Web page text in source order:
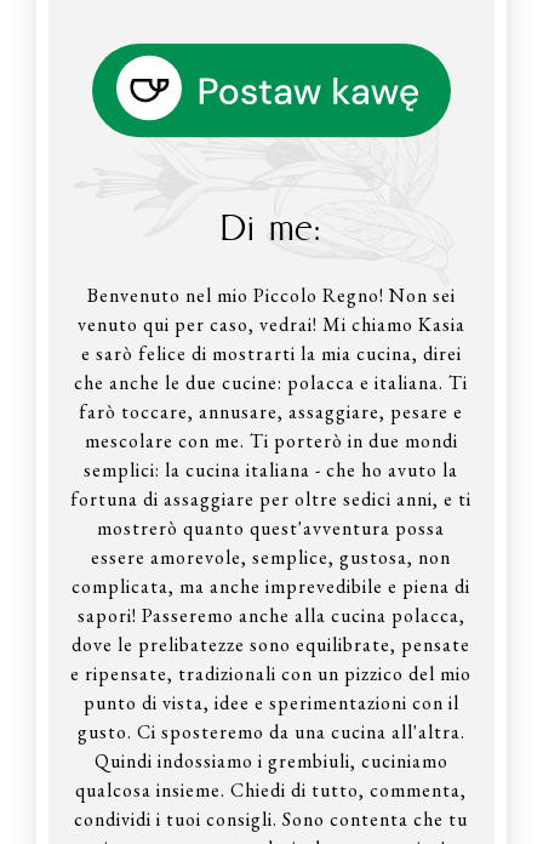
Di me:
Benvenuto nel mio Piccolo Regno! Non sei
venuto qui per caso, vedrai! Mi chiamo Kasia
e sarò felice di mostrarti la mia cucina, direi
che anche le due cucine: polacca e italiana. Ti
farò toccare, annusare, assaggiare, pesare e
mescolare con me. Ti porterò in due mondi
semplici: la cucina italiana - che ho avuto la
fortuna di assaggiare per oltre sedici anni, e ti
mostrerò quanto quest'avventura possa
essere amorevole, semplice, gustosa, non
complicata, ma anche imprevedibile e piena di
sapori! Passeremo anche alla cucina polacca,
dove le prelibatezze sono equilibrate, pensate
e ripensate, tradizionali con un pizzico del mio
punto di vista, idee e sperimentazioni con il
gusto. Ci sposteremo da una cucina all'altra.
Quindi indossiamo i grembiuli, cuciniamo
qualcosa insieme. Chiedi di tutto, commenta,
condividi i tuoi consigli. Sono contenta che tu